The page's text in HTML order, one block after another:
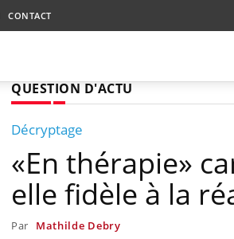
CONTACT
QUESTION D'ACTU
Décryptage
«En thérapie»
elle fidèle à la
Par Mathilde Debry